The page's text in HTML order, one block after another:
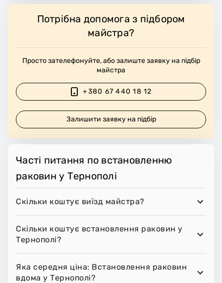
Потрібна допомога з підбором
майстра?
Просто зателефонуйте, або залиште заявку на підбір
майстра
+380 67 440 18 12
Залишити заявку на підбір
Часті питання по встановленню
раковин у Тернополі
Скільки коштує виїзд майстра?
Скільки коштує встановлення раковин у
Тернополі?
Яка середня ціна: Встановлення раковин
вдома у Тернополі?